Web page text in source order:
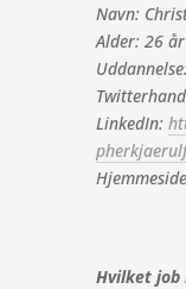
Navn:
Alder: 26 år
LinkedIn:
Hvilket job